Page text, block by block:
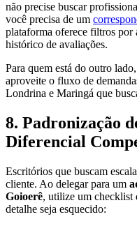
não precise buscar
você precisa de um
plataforma oferece filtros por
histórico de avaliações.
Para quem está do outro lado,
aproveite o fluxo de
Londrina e Maringá que
8. Padronização
Diferencial
Escritórios que buscam
cliente. Ao delegar para um
Goioerê, utilize um checklist
detalhe seja esquecido: